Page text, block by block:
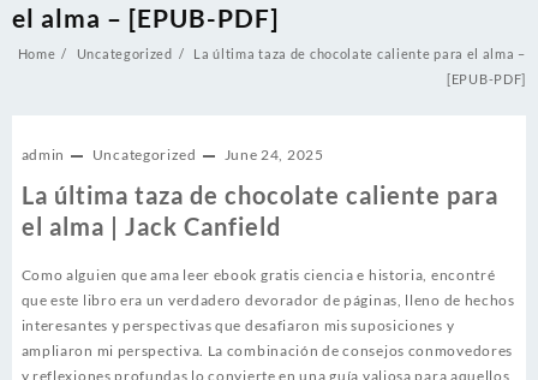
el alma – [EPUB-PDF]
Home Uncategorized
La última taza de chocolate caliente para el alma –
[EPUB-PDF]
admin Uncategorized June 24, 2025
La última taza de chocolate caliente para
el alma | Jack Canfield
Como alguien que ama leer ebook gratis ciencia e historia, encontré
que este libro era un verdadero devorador de páginas, lleno de hechos
interesantes y perspectivas que desafiaron mis suposiciones y
ampliaron mi perspectiva. La combinación de consejos conmovedores
y reflexiones profundas lo convierte en una guía valiosa para aquellos